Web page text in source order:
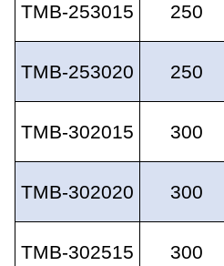
TMB-253015 250
TMB-253020 250
TMB-302015 300
TMB-302020 300
TMB-302515 300